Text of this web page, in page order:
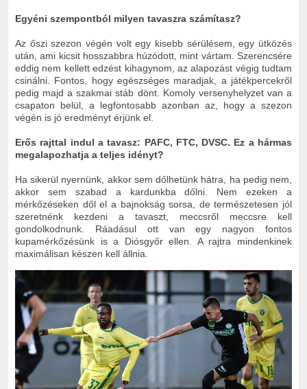
Egyéni szempontból milyen tavaszra számítasz?
Az őszi szezon végén volt egy kisebb sérülésem, egy ütközés
után, ami kicsit hosszabbra húzódott, mint vártam. Szerencsére
eddig nem kellett edzést kihagynom, az alapozást végig tudtam
csinálni. Fontos, hogy egészséges maradjak, a játékpercekről
pedig majd a szakmai stáb dönt. Komoly versenyhelyzet van a
csapaton belül, a legfontosabb azonban az, hogy a szezon
végén is jó eredményt érjünk el.
Erős rajttal indul a tavasz: PAFC, FTC, DVSC. Ez a hármas
megalapozhatja a teljes idényt?
Ha sikerül nyernünk, akkor sem dőlhetünk hátra, ha pedig nem,
akkor sem szabad a kardunkba dőlni. Nem ezeken a
mérkőzéseken dől el a bajnokság sorsa, de természetesen jól
szeretnénk kezdeni a tavaszt, meccsről meccsre kell
gondolkodnunk. Ráadásul ott van egy nagyon fontos
kupamérkőzésünk is a Diósgyőr ellen. A rajtra mindenkinek
maximálisan készen kell állnia.